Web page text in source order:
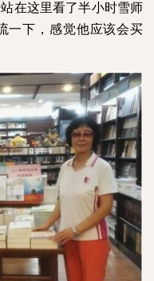
在这里看了半小时雪师
一下，感觉他应该会买